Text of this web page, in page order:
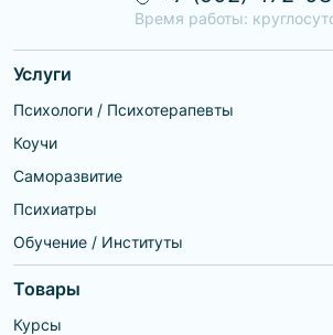
Услуги
Психологи / Психотерапевты
Коучи
Саморазвитие
Психиатры
Обучение / Институты
Товары
Курсы
Время работы: